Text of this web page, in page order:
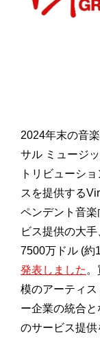
2024年末の音
サル ミュージ
トリビューシ
スを提供する
ペンデント音
ビス提供の大
7500万ドル (約
発表しました
模のアーティ
ー企業の統合
のサービス提供